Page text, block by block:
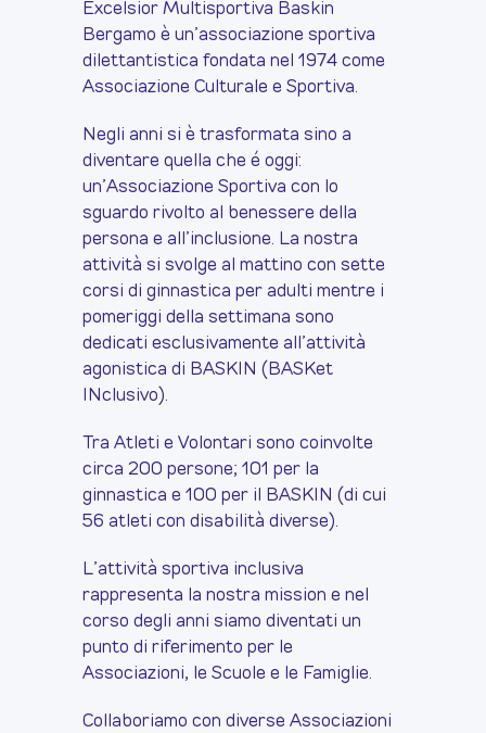
Excelsior Multisportiva Baskin
Bergamo è un’associazione sportiva
dilettantistica fondata nel 1974 come
Associazione Culturale e Sportiva.
Negli anni si è trasformata sino a
diventare quella che é oggi:
un’Associazione Sportiva con lo
sguardo rivolto al benessere della
persona e all’inclusione. La nostra
attività si svolge al mattino con sette
corsi di ginnastica per adulti mentre i
pomeriggi della settimana sono
dedicati esclusivamente all’attività
agonistica di BASKIN (BASKet
INclusivo).
Tra Atleti e Volontari sono coinvolte
circa 200 persone; 101 per la
ginnastica e 100 per il BASKIN (di cui
56 atleti con disabilità diverse).
L’attività sportiva inclusiva
rappresenta la nostra mission e nel
corso degli anni siamo diventati un
punto di riferimento per le
Associazioni, le Scuole e le Famiglie.
Collaboriamo con diverse Associazioni